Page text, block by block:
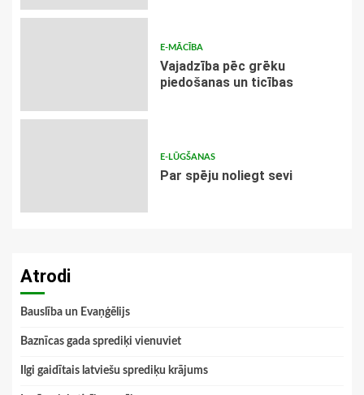
E-MĀCĪBA
Vajadzība pēc grēku
piedošanas un ticības
E-LŪGŠANAS
Par spēju noliegt sevi
Atrodi
Bauslība un Evaņģēlijs
Baznīcas gada sprediķi vienuviet
Ilgi gaidītais latviešu sprediķu krājums